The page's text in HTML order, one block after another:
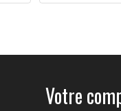
Votre